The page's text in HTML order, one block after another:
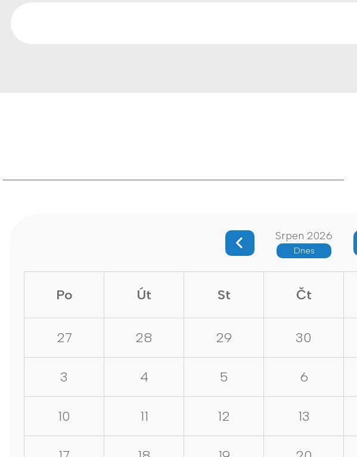
Srpen 2026
Dnes
Po Út St Čt
27 28 29 30
3 4 5 6
10 11 12 13